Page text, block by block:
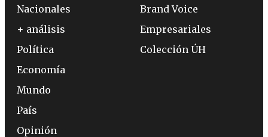
Nacionales
+ análisis
Política
Economía
Mundo
País
Opinión
Brand Voice
Empresariales
Colección ÚH